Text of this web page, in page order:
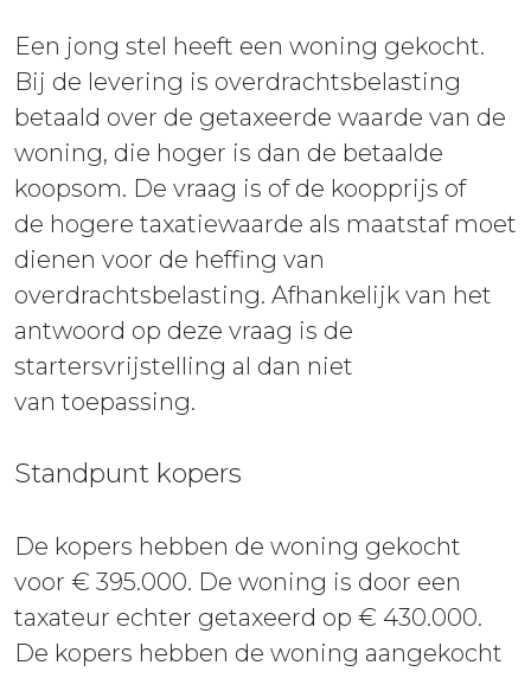
Een jong stel heeft een woning gekocht.
Bij de levering is overdrachtsbelasting
betaald over de getaxeerde waarde van de
woning, die hoger is dan de betaalde
koopsom. De vraag is of de koopprijs of
de hogere taxatiewaarde als maatstaf moet
dienen voor de heffing van
overdrachtsbelasting. Afhankelijk van het
antwoord op deze vraag is de
startersvrijstelling al dan niet
van toepassing.
Standpunt kopers
De kopers hebben de woning gekocht
voor € 395.000. De woning is door een
taxateur echter getaxeerd op € 430.000.
De kopers hebben de woning aangekocht